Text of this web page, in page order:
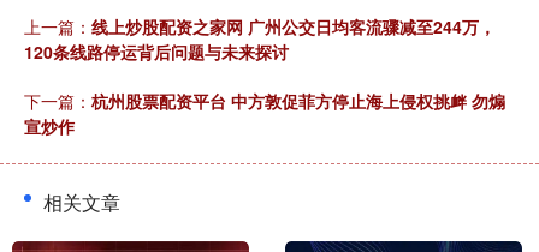
上一篇： 线上炒股配资之家网 广州公交日均客流骤减至244万，
120条线路停运背后问题与未来探讨
下一篇： 杭州股票配资平台 中方敦促菲方停止海上侵权挑衅 勿煽
宣炒作
相关文章